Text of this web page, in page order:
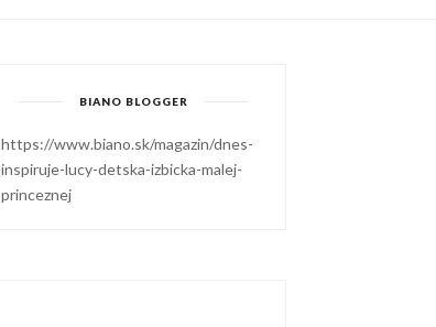
BIANO BLOGGER
https://www.biano.sk/magazin/dnes-
inspiruje-lucy-detska-izbicka-malej-
princeznej